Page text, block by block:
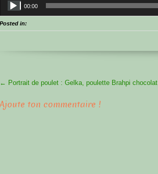
00:00
Posted in:
More
← Portrait de poulet : Gelka, poulette Brahpi chocolat
Ajoute ton commentaire !